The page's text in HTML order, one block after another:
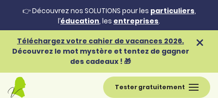
👉 Découvrez nos SOLUTIONS pour les particuliers,
l’éducation, les entreprises.
Téléchargez votre cahier de vacances 2026.
Découvrez le mot mystère et tentez de gagner
des cadeaux ! 🎁
Tester gratuitement